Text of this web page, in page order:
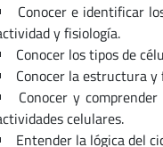
Conocer e identificar
y fisiología.
Conocer los tipos de
Conocer la estructura
Conocer y
celulares.
Entender la lógica del